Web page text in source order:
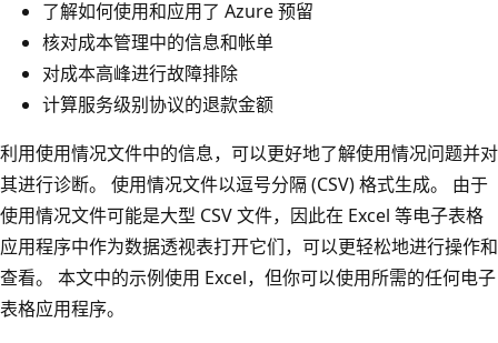
了解如何使用和应用了 Azure 预留
核对成本管理中的信息和帐单
对成本高峰进行故障排除
计算服务级别协议的退款金额
利用使用情况文件中的信息，可以更好地了解使用情况问题并对
其进行诊断。 使用情况文件以逗号分隔 (CSV) 格式生成。 由于
使用情况文件可能是大型 CSV 文件，因此在 Excel 等电子表格
应用程序中作为数据透视表打开它们，可以更轻松地进行操作和
查看。 本文中的示例使用 Excel，但你可以使用所需的任何电子
表格应用程序。